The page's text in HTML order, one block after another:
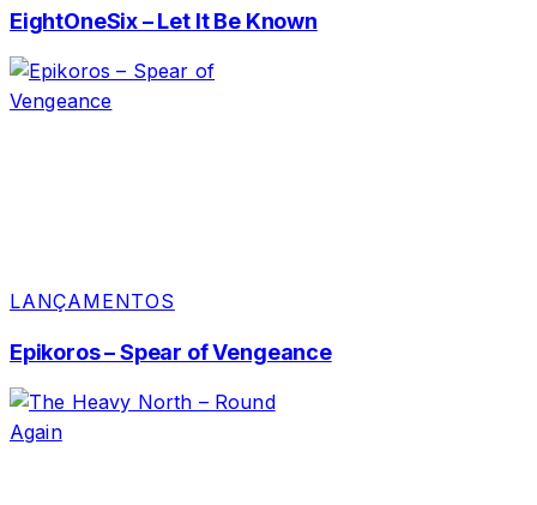
EightOneSix – Let It Be Known
LANÇAMENTOS
Epikoros – Spear of Vengeance